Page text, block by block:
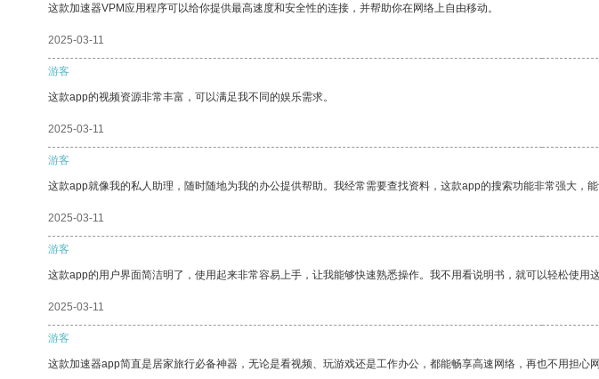
这款加速器VPM应用程序可以给你提供最高速度和安全性的连接，并帮助你在网络上自由移动。
2025-03-11
游客
这款app的视频资源非常丰富，可以满足我不同的娱乐需求。
2025-03-11
游客
这款app就像我的私人助理，随时随地为我的办公提供帮助。我经常需要查找资料，这款app的搜索功能非常强大，能
2025-03-11
游客
这款app的用户界面简洁明了，使用起来非常容易上手，让我能够快速熟悉操作。我不用看说明书，就可以轻松使用这
2025-03-11
游客
这款加速器app简直是居家旅行必备神器，无论是看视频、玩游戏还是工作办公，都能畅享高速网络，再也不用担